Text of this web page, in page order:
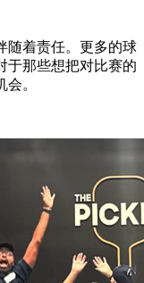
随着责任。更多的球
于那些想把对比赛的
。